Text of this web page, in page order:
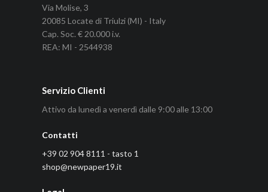
Via Molise, 3
20085 Locate di Triulzi (MI) - Italy
Cap. Soc. € 20.000 i.v.
REA: MI - 2544938
Servizio Clienti
Attivo da lunedì a venerdì dalle 9:00 alle 13:00
Contatti
+39 02 904 8111 - tasto 1
shop@newpaper19.it